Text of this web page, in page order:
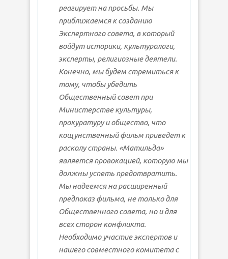
реагирует на просьбы. Мы
приближаемся к созданию
Экспертного совета, в который
войдут историки, культурологи,
эксперты, религиозные деятели.
Конечно, мы будем стремиться к
тому, чтобы убедить
Общественный совет при
Министерстве культуры,
прокуратуру и общество, что
кощунственный фильм приведет к
расколу страны. «Матильда»
является провокацией, которую мы
должны успеть предотвратить.
Мы надеемся на расширенный
предпоказ фильма, не только для
Общественного совета, но и для
всех сторон конфликта.
Необходимо участие экспертов и
нашего совместного комитета с